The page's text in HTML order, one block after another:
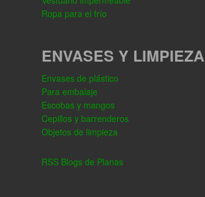
Ropa para el frío
ENVASES Y LIMPIEZA
Envases de plástico
Para embalaje
Escobas y mangos
Cepillos y barrenderos
Objetos de limpieza
RSS Blogs de Planas